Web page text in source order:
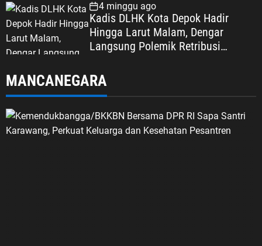
4 minggu ago
Kadis DLHK Kota Depok Hadir
Hingga Larut Malam, Dengar
Langsung Polemik Retribusi
MANCANEGARA